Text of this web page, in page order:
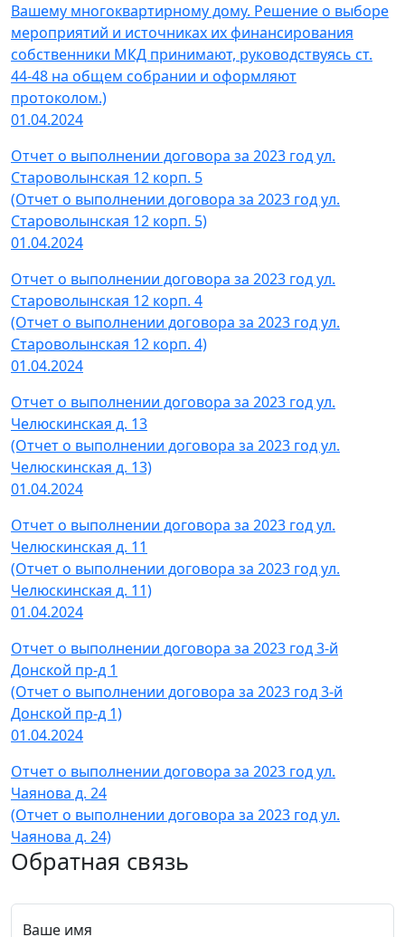
Вашему многоквартирному дому. Решение о выборе
мероприятий и источниках их финансирования
собственники МКД принимают, руководствуясь ст.
44-48 на общем собрании и оформляют
протоколом.)
01.04.2024
Отчет о выполнении договора за 2023 год ул.
Староволынская 12 корп. 5
(Отчет о выполнении договора за 2023 год ул.
Староволынская 12 корп. 5)
01.04.2024
Отчет о выполнении договора за 2023 год ул.
Староволынская 12 корп. 4
(Отчет о выполнении договора за 2023 год ул.
Староволынская 12 корп. 4)
01.04.2024
Отчет о выполнении договора за 2023 год ул.
Челюскинская д. 13
(Отчет о выполнении договора за 2023 год ул.
Челюскинская д. 13)
01.04.2024
Отчет о выполнении договора за 2023 год ул.
Челюскинская д. 11
(Отчет о выполнении договора за 2023 год ул.
Челюскинская д. 11)
01.04.2024
Отчет о выполнении договора за 2023 год 3-й
Донской пр-д 1
(Отчет о выполнении договора за 2023 год 3-й
Донской пр-д 1)
01.04.2024
Отчет о выполнении договора за 2023 год ул.
Чаянова д. 24
(Отчет о выполнении договора за 2023 год ул.
Чаянова д. 24)
Обратная связь
Ваше имя